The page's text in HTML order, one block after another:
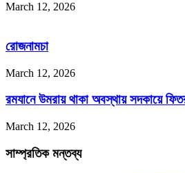
March 12, 2026
রোজনামচা
March 12, 2026
রমযানে উমরায় থাকা অবস্থায় সদকায়ে
March 12, 2026
সাম্প্রতিক মন্তব্য